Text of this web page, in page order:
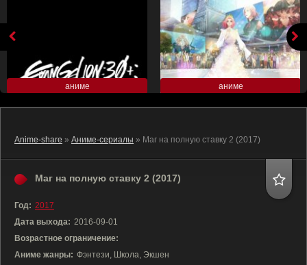
аниме аниме
Anime-share » Аниме-сериалы » Маг на полную ставку 2 (2017)
Маг на полную ставку 2 (2017)
Год: 2017
Дата выхода: 2016-09-01
Возрастное ограничение:
Аниме жанры: Фэнтези, Школа, Экшен